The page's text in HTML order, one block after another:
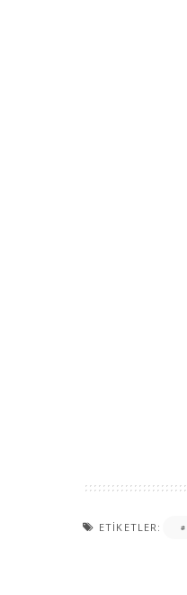
ETIKETLER: